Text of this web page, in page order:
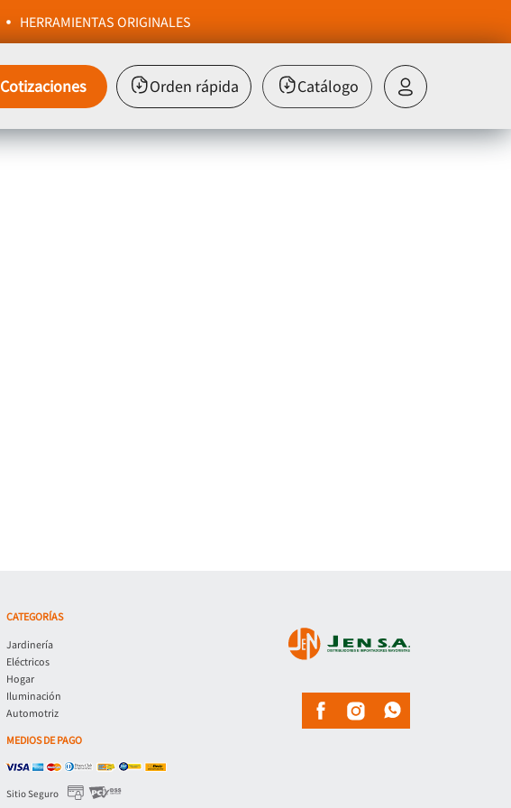
HERRAMIENTAS ORIGINALES
Cotizaciones Orden rápida Catálogo
CATEGORÍAS
Jardinería
Eléctricos
Hogar
Iluminación
Automotriz
MEDIOS DE PAGO
Sitio Seguro